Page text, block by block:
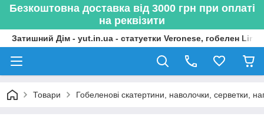
Безкоштовна доставка від 3000 грн при оплаті
на реквізити
Затишний Дім - yut.in.ua - статуетки Veronese, гобелен
Товари Гобеленові скатертини, наволочки, серветки,